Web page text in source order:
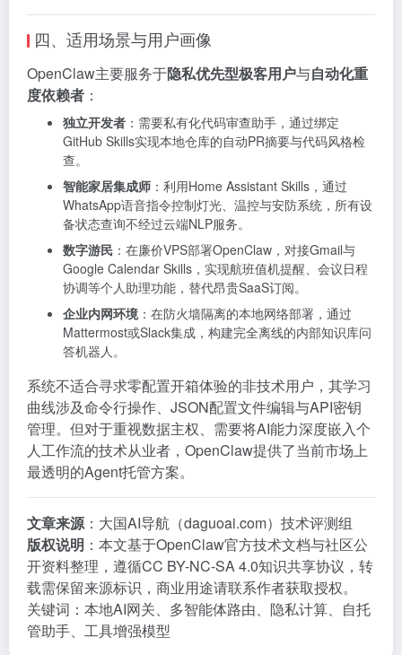
四、适用场景与用户画像
OpenClaw主要服务于隐私优先型极客用户与自动化重
度依赖者 ：
独立开发者 ：需要私有化代码审查助手，通过绑定
GitHub Skills实现本地仓库的自动PR摘要与代码风格检
查。
智能家居集成师 ：利用Home Assistant Skills，通过
WhatsApp语音指令控制灯光、温控与安防系统，所有设
备状态查询不经过云端NLP服务。
数字游民 ：在廉价VPS部署OpenClaw，对接Gmail与
Google Calendar Skills，实现航班值机提醒、会议日程
协调等个人助理功能，替代昂贵SaaS订阅。
企业内网环境 ：在防火墙隔离的本地网络部署，通过
Mattermost或Slack集成，构建完全离线的内部知识库问
答机器人。
系统不适合寻求零配置开箱体验的非技术用户，其学习
曲线涉及命令行操作、JSON配置文件编辑与API密钥
管理。但对于重视数据主权、需要将AI能力深度嵌入个
人工作流的技术从业者，OpenClaw提供了当前市场上
最透明的Agent托管方案。
文章来源：大国AI导航（daguoai.com）技术评测组
版权说明 ：本文基于OpenClaw官方技术文档与社区公
开资料整理，遵循CC BY-NC-SA 4.0知识共享协议，转
载需保留来源标识，商业用途请联系作者获取授权。
关键词：本地AI网关、多智能体路由、隐私计算、自托
管助手、工具增强模型